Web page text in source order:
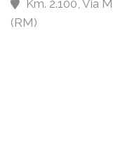
Km. 2.100, Via
(RM)